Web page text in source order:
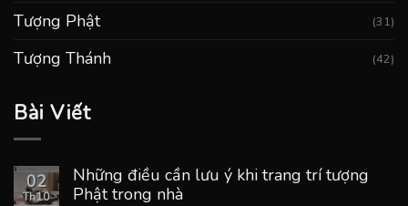
Tượng Phật (31)
Tượng Thánh (42)
Bài Viết
02
Th10
Những điều cần lưu ý khi trang trí tượng
Phật trong nhà